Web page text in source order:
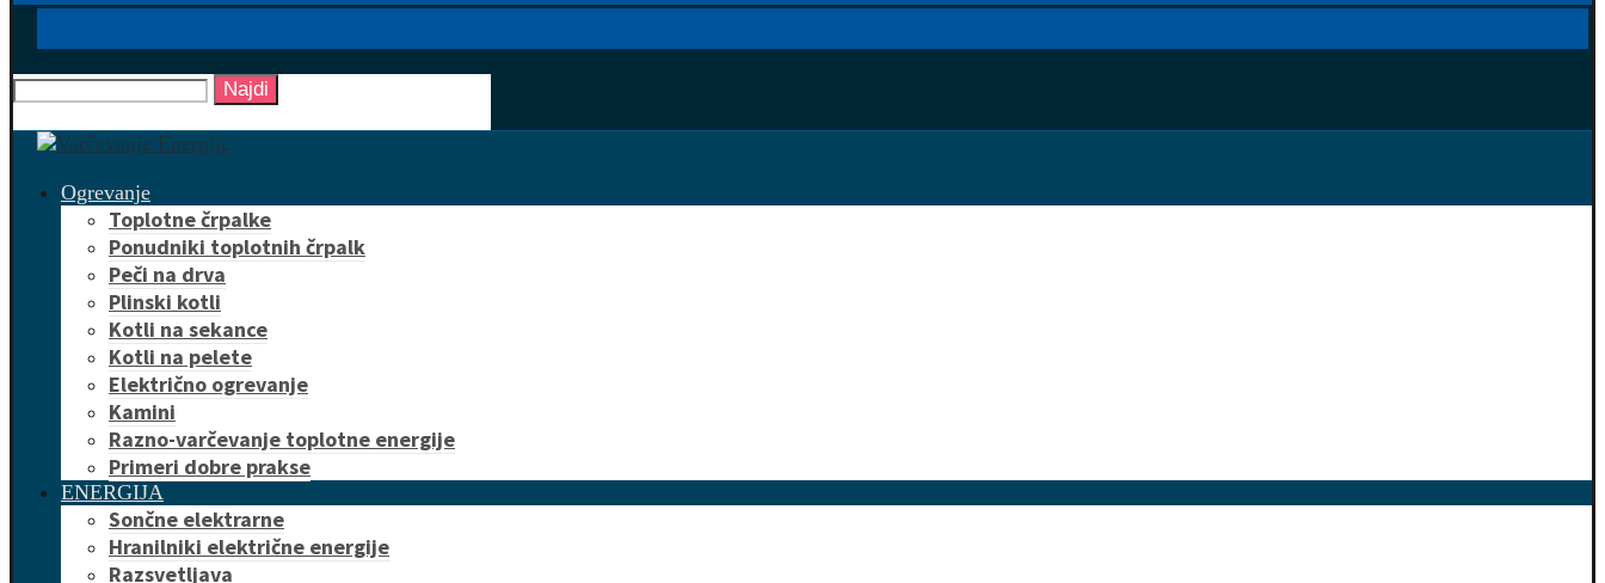
Najdi
Ogrevanje
Toplotne črpalke
Ponudniki toplotnih črpalk
Peči na drva
Plinski kotli
Kotli na sekance
Kotli na pelete
Električno ogrevanje
Kamini
Razno-varčevanje toplotne energije
Primeri dobre prakse
ENERGIJA
Sončne elektrarne
Hranilniki električne energije
Razsvetljava